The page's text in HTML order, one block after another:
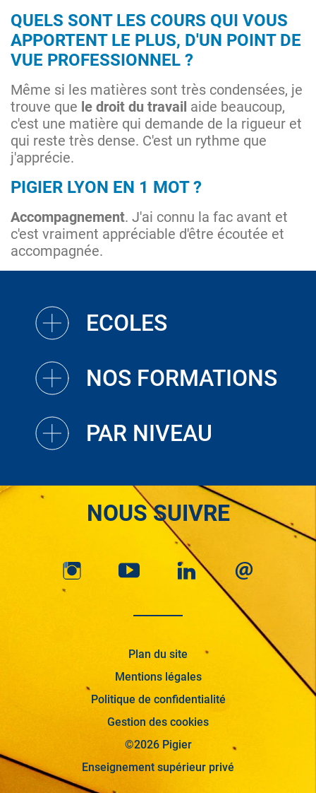
QUELS SONT LES COURS QUI VOUS
APPORTENT LE PLUS, D'UN POINT DE
VUE PROFESSIONNEL ?
Même si les matières sont très condensées, je
trouve que le droit du travail aide beaucoup,
c'est une matière qui demande de la rigueur et
qui reste très dense. C'est un rythme que
j'apprécie.
PIGIER LYON EN 1 MOT ?
Accompagnement. J'ai connu la fac avant et
c'est vraiment appréciable d'être écoutée et
accompagnée.
ECOLES
NOS FORMATIONS
PAR NIVEAU
NOUS SUIVRE
Plan du site
Mentions légales
Politique de confidentialité
Gestion des cookies
©2026 Pigier
Enseignement supérieur privé